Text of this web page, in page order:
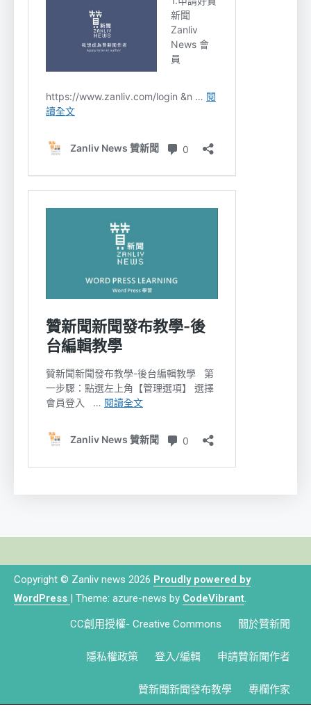
Copyright © Zanliv news 2026 Proudly powered by
WordPress | Theme: azure-news by CodeVibrant.
CC創用授權- Creative Commons 關於贊新聞
隱私權政策 登入/編輯 申請贊新聞作者
贊新聞新聞發布教學 專欄作家